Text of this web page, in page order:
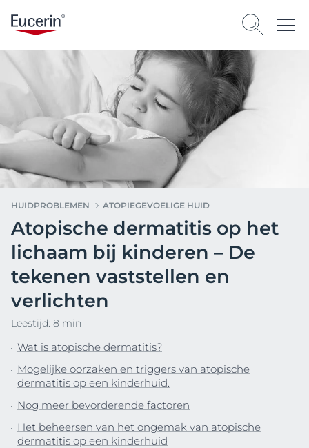
HUIDPROBLEMEN ATOPIEGEVOELIGE HUID
Atopische dermatitis op het
lichaam bij kinderen – De
tekenen vaststellen en
verlichten
Leestijd: 8 min
Wat is atopische dermatitis?
Mogelijke oorzaken en triggers van atopische
dermatitis op een kinderhuid.
Nog meer bevorderende factoren
Het beheersen van het ongemak van atopische
dermatitis op een kinderhuid